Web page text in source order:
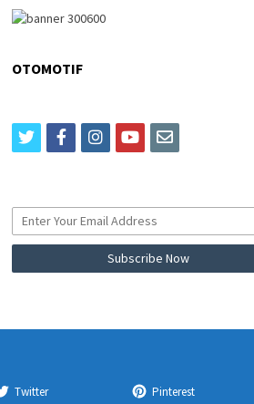
OTOMOTIF
twitterfacebookinstagram
youtubeemail
Twitter Pinterest